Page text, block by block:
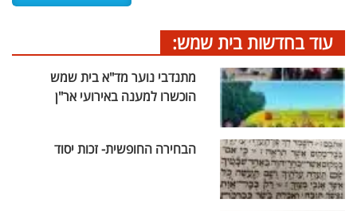
עוד בחדשות בית שמש:
מתנדבי נוער מד"א בית שמש
הוכשרו למענה באירועי אר"ן
הבחירה החופשית- זכות יסוד